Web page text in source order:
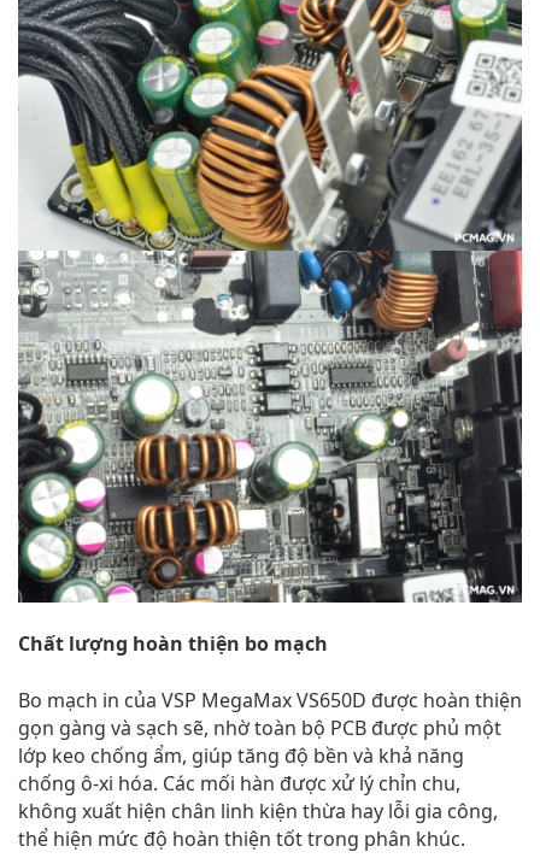
Chất lượng hoàn thiện bo mạch
Bo mạch in của VSP MegaMax VS650D được hoàn thiện
gọn gàng và sạch sẽ, nhờ toàn bộ PCB được phủ một
lớp keo chống ẩm, giúp tăng độ bền và khả năng
chống ô-xi hóa. Các mối hàn được xử lý chỉn chu,
không xuất hiện chân linh kiện thừa hay lỗi gia công,
thể hiện mức độ hoàn thiện tốt trong phân khúc.